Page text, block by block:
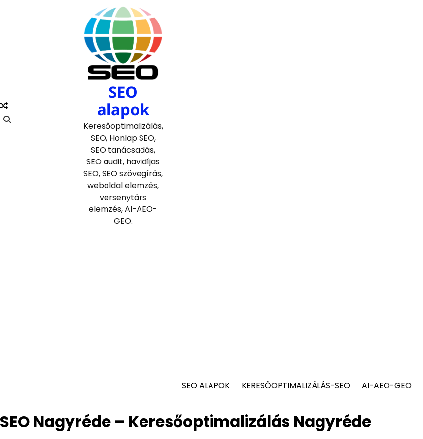
SEO
alapok
Keresőoptimalizálás,
SEO, Honlap SEO,
SEO tanácsadás,
SEO audit, havidíjas
SEO, SEO szövegírás,
weboldal elemzés,
versenytárs
elemzés, AI-AEO-
GEO.
SEO ALAPOK KERESŐOPTIMALIZÁLÁS-SEO AI-AEO-GEO
SEO Nagyréde – Keresőoptimalizálás Nagyréde